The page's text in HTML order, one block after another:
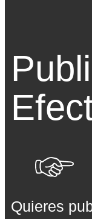
Quieres